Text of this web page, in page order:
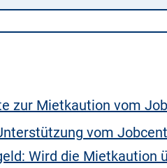
zur Mietkaution vom
vom
Wird die Mietkaution